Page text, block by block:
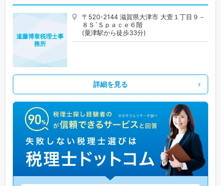
〒520-2144 滋賀県大津市 大萱１丁目９－
８Ｓ´Ｓｐａｃｅ６階
(粟津駅から徒歩33分)
遠藤博章税理士事
務所
詳細を見る